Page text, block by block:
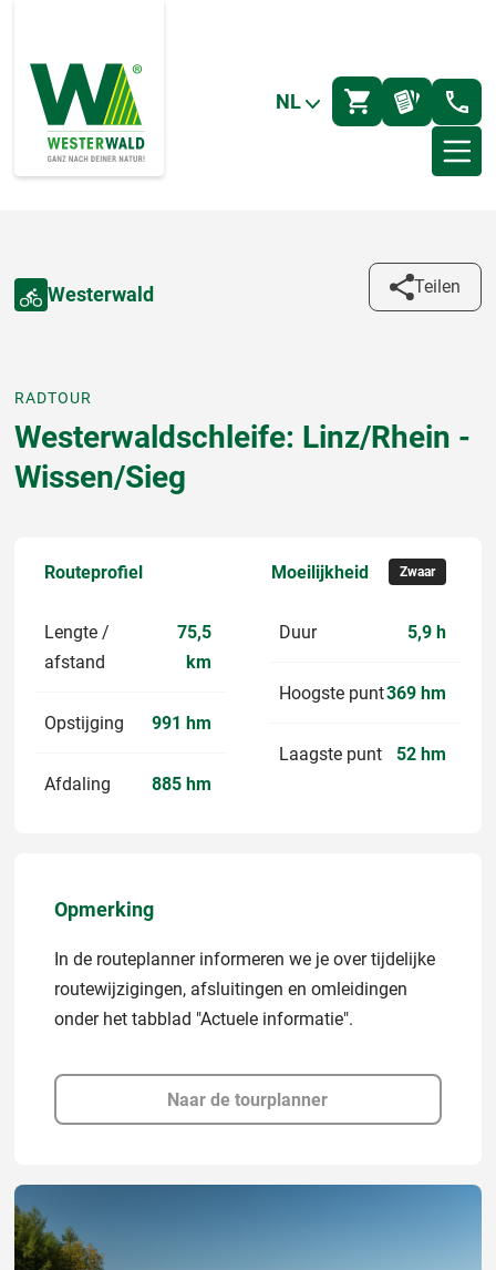
NL
Westerwald Teilen
RADTOUR
Westerwaldschleife: Linz/Rhein -
Wissen/Sieg
Routeprofiel Moeilijkheid Zwaar
Lengte /
afstand
75,5
km
Opstijging 991 hm
Afdaling 885 hm
Duur 5,9 h
Hoogste punt369 hm
Laagste punt 52 hm
Opmerking
In de routeplanner informeren we je over tijdelijke
routewijzigingen, afsluitingen en omleidingen
onder het tabblad "Actuele informatie".
Naar de tourplanner